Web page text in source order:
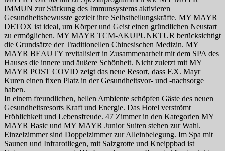
IMMUN zur Stärkung des Immunsystems aktivieren
Gesundheitsbewusste gezielt ihre Selbstheilungskräfte. MY MAYR
DETOX ist ideal, um Körper und Geist einen gründlichen Neustart
zu ermöglichen. MY MAYR TCM-AKUPUNKTUR berücksichtigt
die Grundsätze der Traditionellen Chinesischen Medizin. MY
MAYR BEAUTY revitalisiert in Zusammenarbeit mit dem SPA des
Hauses die innere und äußere Schönheit. Nicht zuletzt mit MY
MAYR POST COVID zeigt das neue Resort, dass F.X. Mayr
Kuren einen fixen Platz in der Gesundheitsvor- und -nachsorge
haben.
In einem freundlichen, hellen Ambiente schöpfen Gäste des neuen
Gesundheitsresorts Kraft und Energie. Das Hotel verströmt
Fröhlichkeit und Lebensfreude. 47 Zimmer in den Kategorien MY
MAYR Basic und MY MAYR Junior Suiten stehen zur Wahl.
Einzelzimmer sind Doppelzimmer zur Alleinbelegung. Im Spa mit
Saunen und Infrarotliegen, mit Salzgrotte und Kneippbad ist